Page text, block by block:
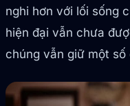
nghi hơn với lối sống
hiện đại vẫn chưa
chúng vẫn giữ một